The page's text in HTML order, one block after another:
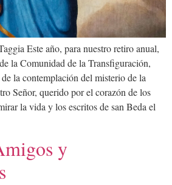
Este año, para nuestro retiro anual,
la Comunidad de la Transfiguración,
la contemplación del misterio de la
Señor, querido por el corazón de los
la vida y los escritos de san Beda el
y